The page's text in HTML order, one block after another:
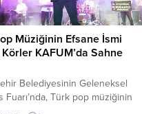
Müziğinin Efsane İsmi
KAFUM’da Sahne
Belediyesinin Geleneksel
Fuarı’nda, Türk pop müziğinin
Mithat Körler sahne aldı.